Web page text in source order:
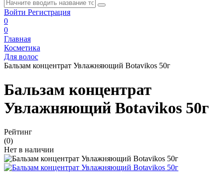
Войти Регистрация
0
0
Главная
Косметика
Для волос
Бальзам концентрат Увлажняющий Botavikos 50г
Бальзам концентрат
Увлажняющий Botavikos 50г
Рейтинг
(0)
Нет в наличии